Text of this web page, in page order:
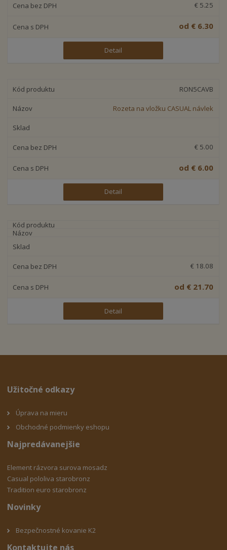
€ 5.25
od € 6.30
Detail
RON5CAVB
Rozeta na vložku CASUAL návlek
€ 5.00
od € 6.00
Detail
€ 18.08
od € 21.70
Detail
Užitočné odkazy
Úprava na mieru
Obchodné podmienky eshopu
Najpredávanejšie
Element rázvora surova mosadz
Casual pololiva starobronz
Tradition euro starobronz
Novinky
Bezpečnostné kovanie K2
Kontaktujte nás